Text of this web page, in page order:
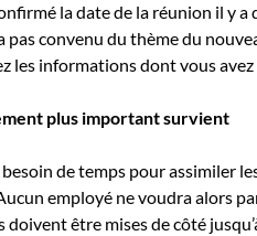
la date de la réunion il y a
pas convenu du thème du
les informations dont vous avez
plus important survient
de temps pour assimiler
employé ne voudra alors
être mises de côté